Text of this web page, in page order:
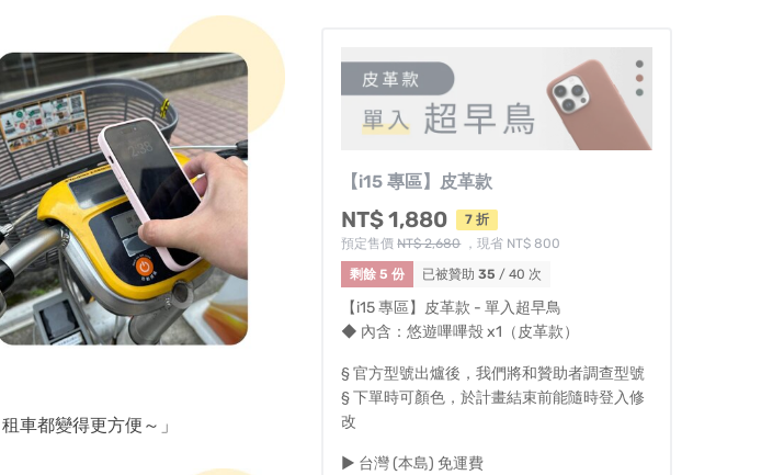
車都變得更方便～」
【i15 專區】皮革款
NT$ 1,880
7 折
預定售價NT$ 2,680，現省 NT$ 800
剩餘 5 份
已被贊助35 / 40 次
【i15 專區】皮革款 - 單入超早鳥
◆ 內含：悠遊嗶嗶殼 x1（皮革款）
§ 官方型號出爐後，我們將和贊助者調查型號
§ 下單時可顏色，於計畫結束前能隨時登入修
改
► 台灣 (本島) 免運費